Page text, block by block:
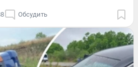
Обсудить